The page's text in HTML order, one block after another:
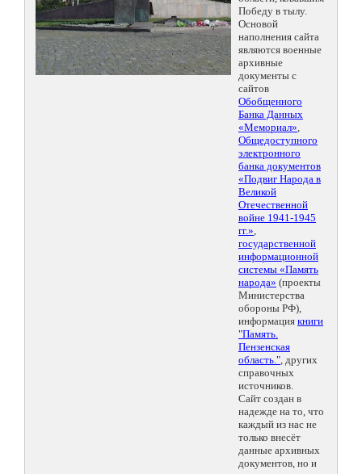
Победу в тылу.
Основой
наполнения сайта
являются военные
архивные
документы с
сайтов
Обобщенного
Банка Данных
«Мемориал»,
Общедоступного
электронного
банка документов
«Подвиг Народа в
Великой
Отечественной
войне 1941-1945
гг.»,
государственной
информационной
системы «Память
народа» (проекты
Министерства
обороны РФ),
информация книги
"Память.
Пензенская
область.", других
справочных
источников.
Сайт создан в
надежде на то, что
каждый из нас не
только внесёт
данные архивных
документов, но и